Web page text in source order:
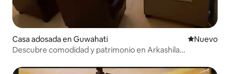
Casa adosada en Guwahati Nuevo
Nuevo
Descubre comodidad y patrimonio en Arkashila